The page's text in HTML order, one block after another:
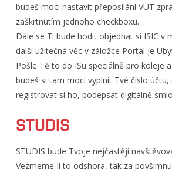
budeš moci nastavit přeposílání VUT
zaškrtnutím jednoho checkboxu.
Dále se Ti bude hodit objednat si ISIC v
další užitečná věc v záložce Portál je
Pošle Tě to do ISu speciálně pro koleje
budeš si tam moci vyplnit Tvé číslo
registrovat si ho, podepsat digitálně
STUDIS
STUDIS bude Tvoje nejčastěji
Vezmeme-li to odshora, tak za